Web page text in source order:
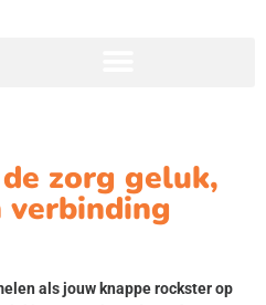
zorg geluk,
verbinding
als jouw knappe rockster op